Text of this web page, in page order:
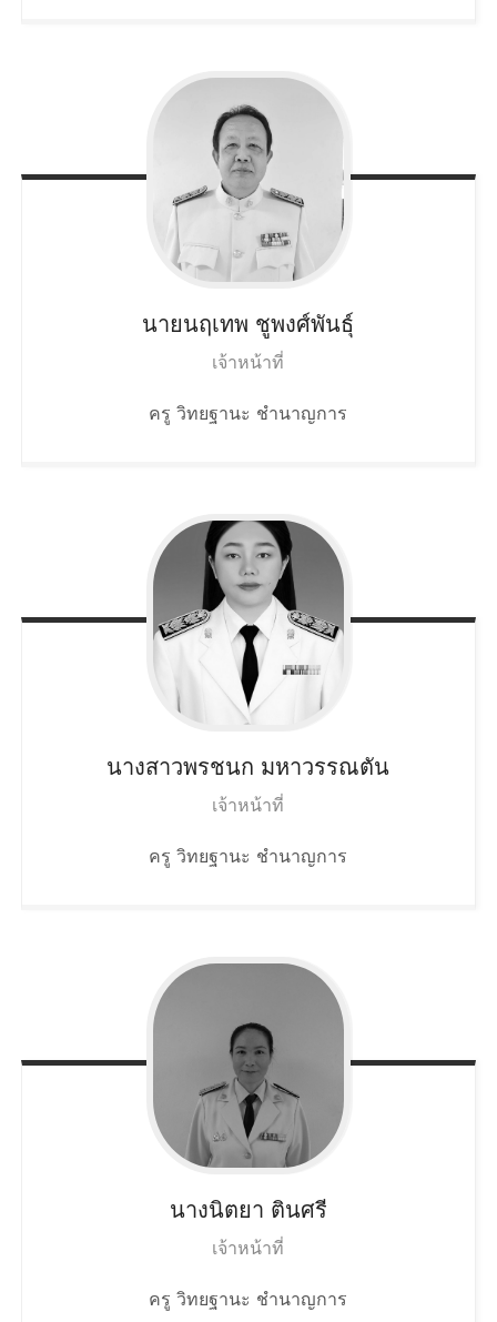
นายนฤเทพ ชูพงศ์พันธุ์
เจ้าหน้าที่
ครู วิทยฐานะ ชำนาญการ
นางสาวพรชนก มหาวรรณตัน
เจ้าหน้าที่
ครู วิทยฐานะ ชำนาญการ
นางนิตยา ตินศรี
เจ้าหน้าที่
ครู วิทยฐานะ ชำนาญการ